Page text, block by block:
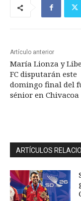
Artículo anterior
María Lionza y
FC disputarán este
domingo final del
sénior en Chivacoa
ARTÍCULOS